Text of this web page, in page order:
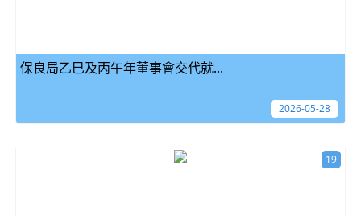
保良局乙巳及丙午年董事會交代就...
2026-05-28
19